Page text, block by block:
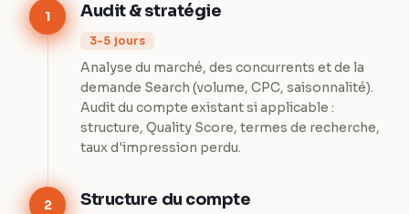
1 Audit & stratégie
3-5 jours
Analyse du marché, des concurrents et de la
demande Search (volume, CPC, saisonnalité).
Audit du compte existant si applicable :
structure, Quality Score, termes de recherche,
taux d'impression perdu.
2 Structure du compte